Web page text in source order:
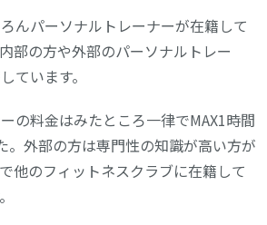
んパーソナルトレーナーが在籍して
部の方や外部のパーソナルトレー
ています。
の料金はみたところ一律でMAX1時間
。外部の方は専門性の知識が高い方が
他のフィットネスクラブに在籍して